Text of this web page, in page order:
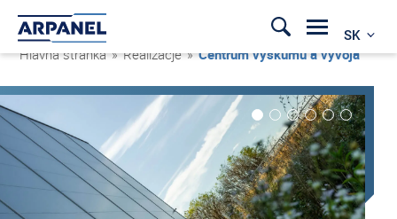
SK
Hlavná stránka » Realizacje »Centrum výskumu a vývoja